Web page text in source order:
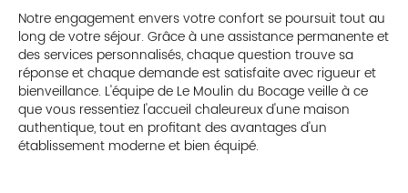
Notre engagement envers votre confort se poursuit tout au
long de votre séjour. Grâce à une assistance permanente et
des services personnalisés, chaque question trouve sa
réponse et chaque demande est satisfaite avec rigueur et
bienveillance. L'équipe de Le Moulin du Bocage veille à ce
que vous ressentiez l'accueil chaleureux d'une maison
authentique, tout en profitant des avantages d'un
établissement moderne et bien équipé.